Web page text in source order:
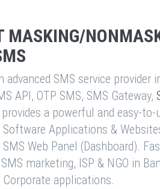
MASKING/
advanced SMS service
API, OTP SMS, SMS Gateway,
a powerful and easy-to-
Applications &
Web Panel (Dashboard).
marketing, ISP & NGO in
applications.